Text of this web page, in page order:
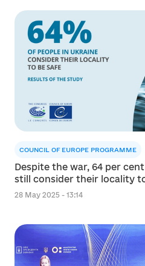
COUNCIL OF EUROPE PROGRAMME
Despite the war, 64 per
still consider their locality
28 May 2025 - 13:14